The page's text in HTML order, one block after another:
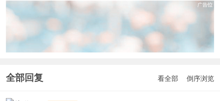
全部回复 看全部 倒序浏览